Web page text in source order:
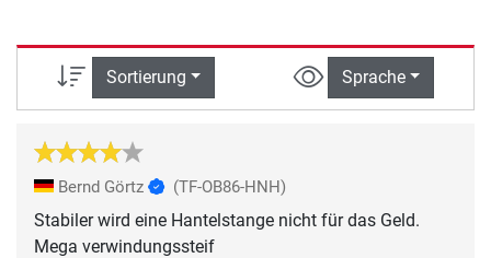
Sortierung Sprache
Bernd Görtz (TF-OB86-HNH)
Stabiler wird eine Hantelstange nicht für das Geld.
Mega verwindungssteif